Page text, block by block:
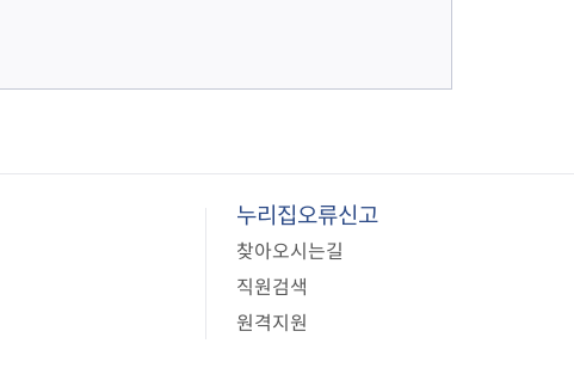
누리집오류신고
찾아오시는길
직원검색
원격지원